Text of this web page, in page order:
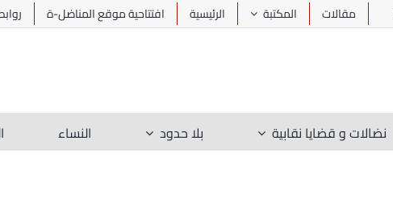
مقالات المكتبة الرئيسية افتتاحية موقع المناضل-ة
نضالات و قضايا نقابية بلا حدود النساء